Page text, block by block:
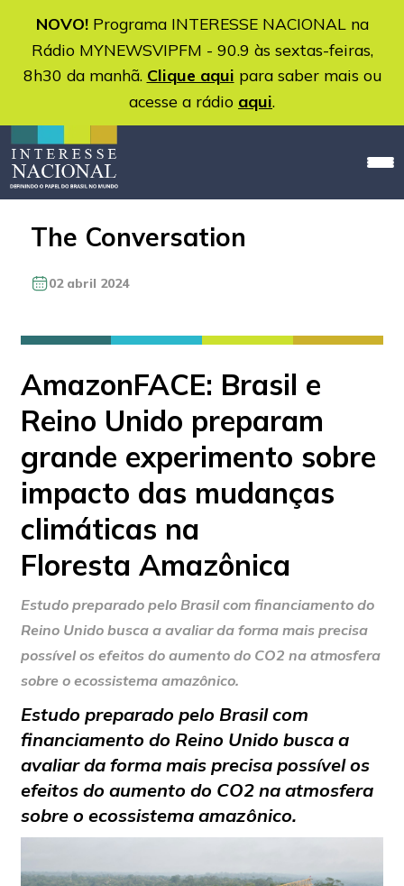
NOVO!Programa INTERESSE NACIONAL na
Rádio MYNEWSVIPFM - 90.9 às sextas-feiras,
8h30 da manhã. Clique aqui para saber mais ou
acesse a rádio aqui.
The Conversation
02 abril 2024
AmazonFACE: Brasil e
Reino Unido preparam
grande experimento sobre
impacto das mudanças
climáticas na
Floresta Amazônica
Estudo preparado pelo Brasil com financiamento do
Reino Unido busca a avaliar da forma mais precisa
possível os efeitos do aumento do CO2 na atmosfera
sobre o ecossistema amazônico.
Estudo preparado pelo Brasil com
financiamento do Reino Unido busca a
avaliar da forma mais precisa possível os
efeitos do aumento do CO2 na atmosfera
sobre o ecossistema amazônico.